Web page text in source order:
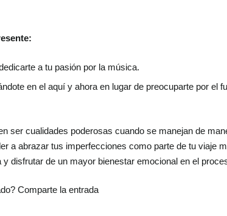
a tu pasión por la música.
en el aquí y ahora en lugar de preocuparte por el
ser cualidades poderosas cuando se manejan de
a abrazar tus imperfecciones como parte de tu viaje
disfrutar de un mayor bienestar emocional en el
Comparte la entrada